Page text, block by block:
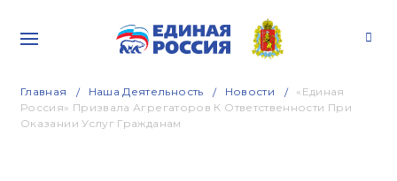
Главная Наша Деятельность Новости
«Единая
Россия» Призвала Агрегаторов К Ответственности При
Оказании Услуг Гражданам